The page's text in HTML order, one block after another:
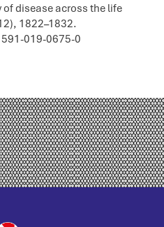
disease across the life
1822–1832.
019-0675-0